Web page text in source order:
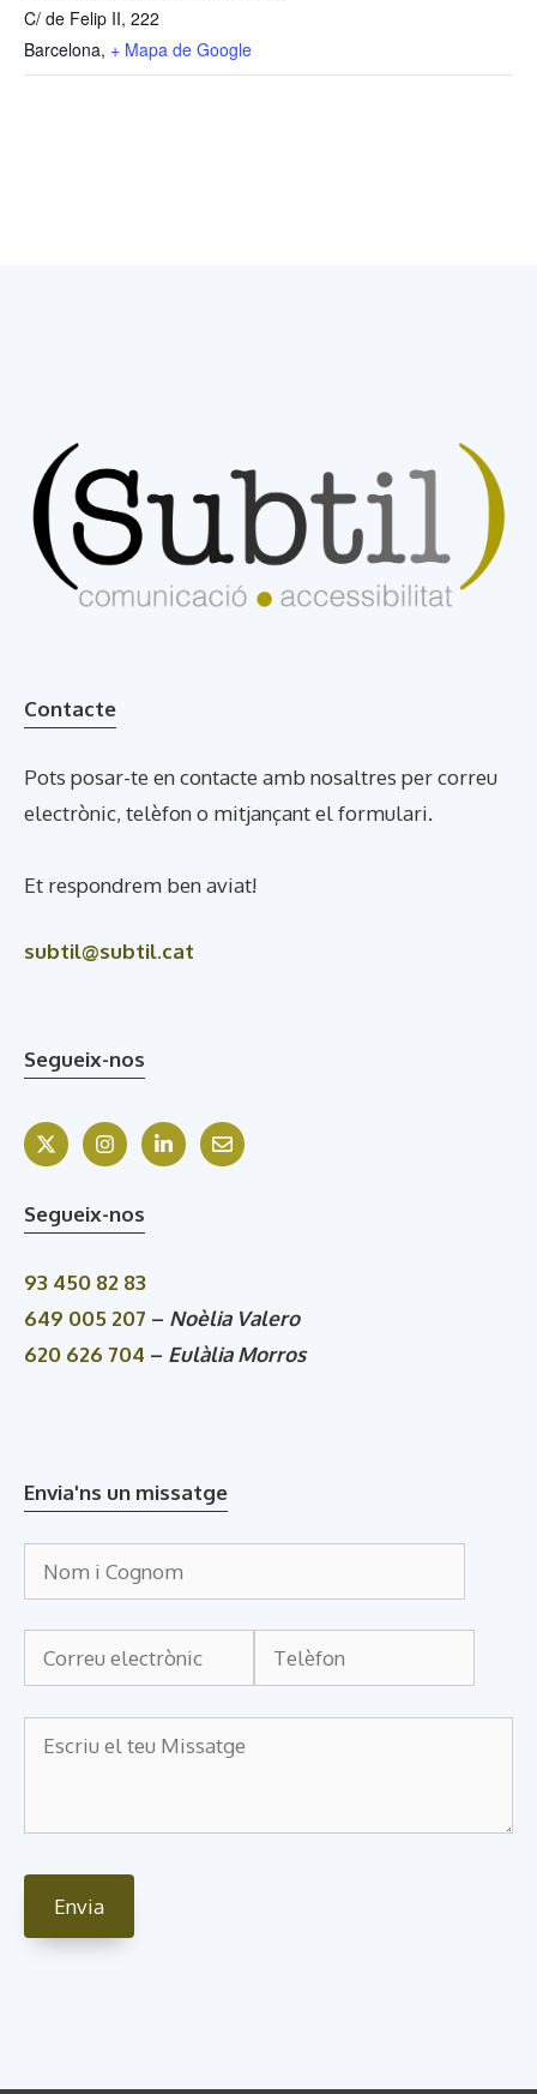
C/ de Felip II, 222
Barcelona, + Mapa de Google
Contacte
Pots posar-te en contacte amb nosaltres per correu
electrònic, telèfon o mitjançant el formulari.
Et respondrem ben aviat!
subtil@subtil.cat
Segueix-nos
Segueix-nos
93 450 82 83
649 005 207 – Noèlia Valero
620 626 704 – Eulàlia Morros
Envia'ns un missatge